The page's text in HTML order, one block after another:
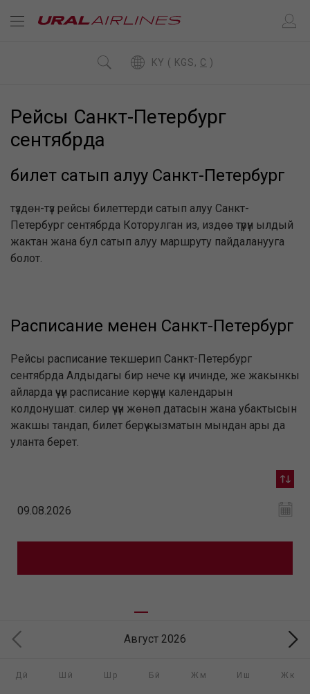
KY ( KGS, C )
Рейсы Санкт-Петербург
сентябрда
билет сатып алуу Санкт-Петербург
түздөн-түз рейсы билеттерди сатып алуу Санкт-
Петербург сентябрда Которулган из, издөө түрүн ылдый
жактан жана бул сатып алуу маршруту пайдаланууга
болот.
Расписание менен Санкт-Петербург
Рейсы расписание текшерип Санкт-Петербург
сентябрда Алдыдагы бир нече күн ичинде, же жакынкы
айларда үчүн расписание көрүү үчүн календарын
колдонушат. силер үчүн жөнөп датасын жана убактысын
жакшы тандап, билет берүү кызматын мындан ары да
уланта берет.
Август 2026
Дй Шй Шр Бй Жм Иш Жк